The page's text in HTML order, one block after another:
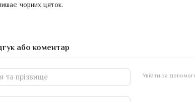
чорних цяток.
або коментар
Увійти за